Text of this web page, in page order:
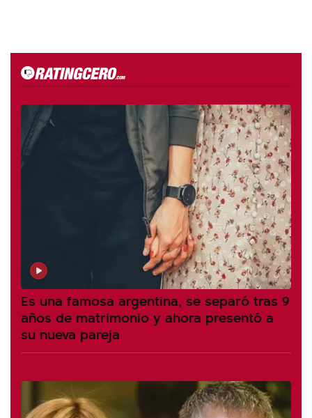
Es una famosa argentina, se separó tras 9
años de matrimonio y ahora presentó a
su nueva pareja